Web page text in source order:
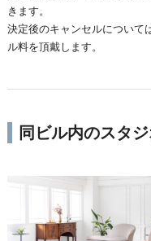
きます。
決定後のキャンセルについて
ル料を頂戴します。
同ビル内のスタ